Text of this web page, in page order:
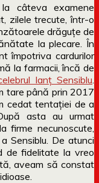
câteva examene
zilele trecute, într-o
drăguțe de
la plecare. În
împotriva cardurilor
la farmacii, încă de
lanț Sensiblu
tare până prin 2017
cedat tentației de a
asta au urmat
firme necunoscute,
Sensiblu. De atunci
de fidelitate la vreo
aveam să constat